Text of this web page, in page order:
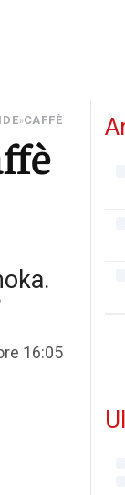
»CAFFÈ
16:05